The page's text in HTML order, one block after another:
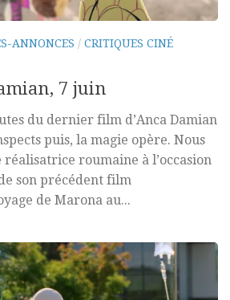
ANNONCES / CRITIQUES CINÉ
7 juin
du dernier film d’Anca Damian
puis, la magie opère. Nous
roumaine à l’occasion
son précédent film
de Marona au...